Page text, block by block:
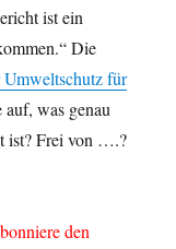
ist ein
Die
Umweltschutz für
was genau
ist? Frei von ….?
den